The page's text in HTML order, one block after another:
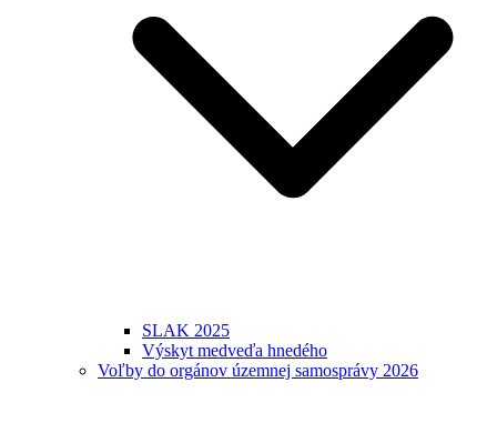
SLAK 2025
Výskyt medveďa hnedého
Voľby do orgánov územnej samosprávy 2026